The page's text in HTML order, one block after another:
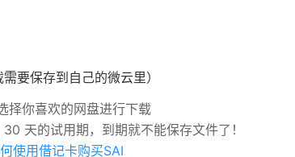
要保存到自己的微云里）
择你喜欢的网盘进行下载
天的试用期，到期就不能保存文件了！
使用借记卡购买SAI